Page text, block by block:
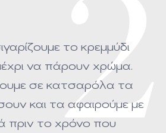
το κρεμμύδι
να πάρουν χρώμα.
σε κατσαρόλα τα
και τα αφαιρούμε με
πριν το χρόνο που